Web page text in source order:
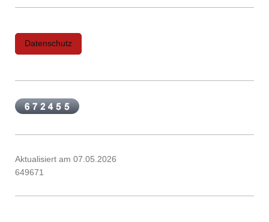
Datenschutz
Aktualisiert am 07.05.2026
649671